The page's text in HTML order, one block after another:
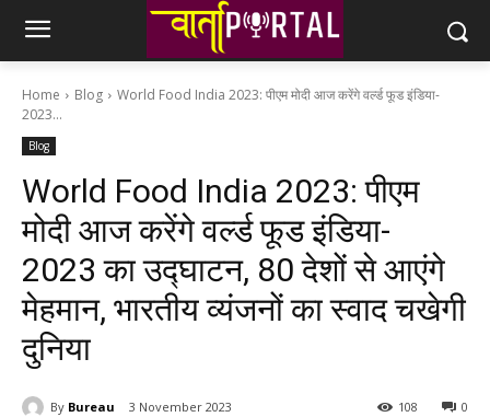
Home Blog
World Food India 2023: पीएम मोदी आज करेंगे वर्ल्ड फूड इंडिया-
2023...
Blog
World Food India 2023: पीएम
मोदी आज करेंगे वर्ल्ड फूड इंडिया-
2023 का उद्घाटन, 80 देशों से आएंगे
मेहमान, भारतीय व्यंजनों का स्वाद चखेगी
दुनिया
By Bureau 3 November 2023 0
108